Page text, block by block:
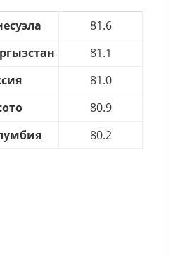
81.6
81.1
81.0
80.9
80.2